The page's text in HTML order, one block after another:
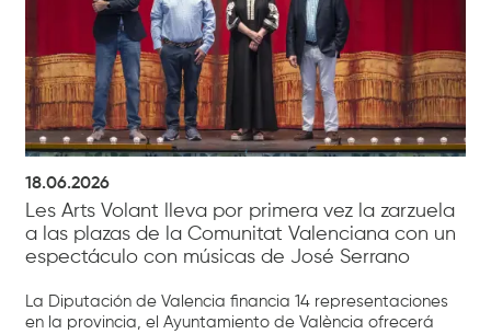
18.06.2026
Les Arts Volant lleva por primera vez la zarzuela
a las plazas de la Comunitat Valenciana con un
espectáculo con músicas de José Serrano
La Diputación de Valencia financia 14 representaciones
en la provincia, el Ayuntamiento de València ofrecerá